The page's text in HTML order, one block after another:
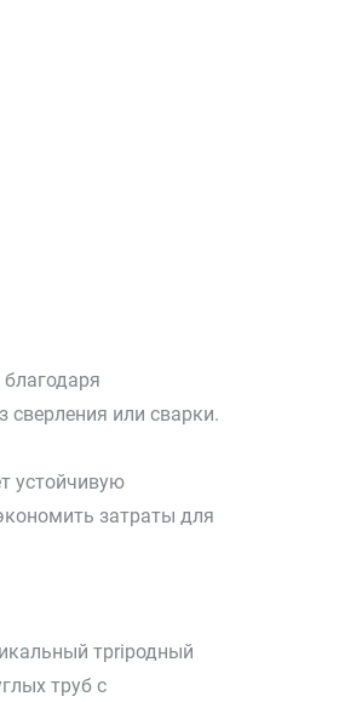
сверления или сварки.
устойчивую
затраты для
трripодный
труб с